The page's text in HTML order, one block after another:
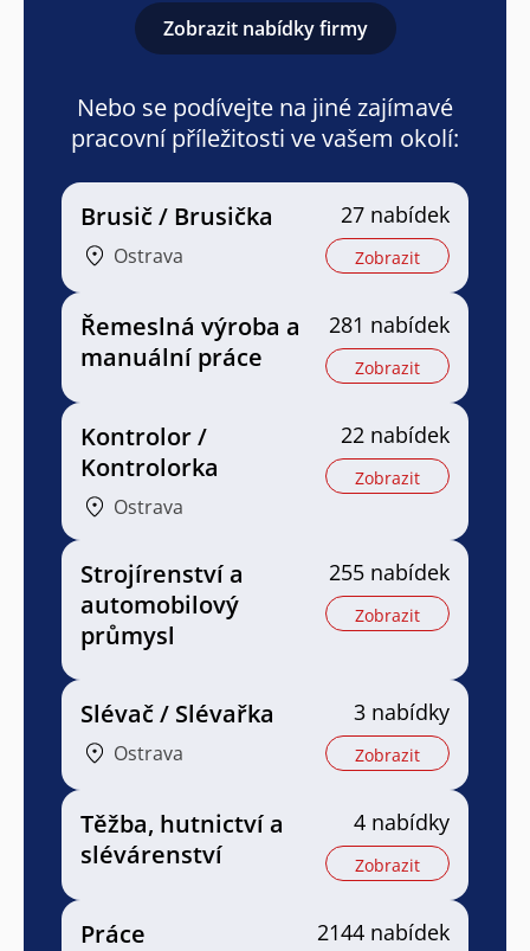
Zobrazit nabídky firmy
Nebo se podívejte na jiné zajímavé
pracovní příležitosti ve vašem okolí:
Brusič / Brusička
Ostrava
27 nabídek
Zobrazit
Řemeslná výroba a
manuální práce
281 nabídek
Zobrazit
Kontrolor /
Kontrolorka
Ostrava
22 nabídek
Zobrazit
Strojírenství a
automobilový
průmysl
255 nabídek
Zobrazit
Slévač / Slévařka
Ostrava
3 nabídky
Zobrazit
Těžba, hutnictví a
slévárenství
4 nabídky
Zobrazit
Práce 2144 nabídek